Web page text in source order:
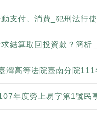
支付、消費_犯刑法行使
結算取回投資款？簡
灣高等法院臺南分院111
年度勞上易字第1號民